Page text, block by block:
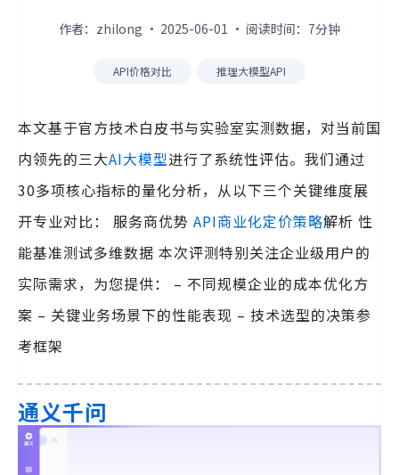
作者：zhilong · 2025-06-01 · 阅读时间：7分钟
API价格对比 推理大模型API
本文基于官方技术白皮书与实验室实测数据，对当前国
内领先的三大AI大模型进行了系统性评估。我们通过
30多项核心指标的量化分析，从以下三个关键维度展
开专业对比： 服务商优势 API商业化定价策略解析 性
能基准测试多维数据 本次评测特别关注企业级用户的
实际需求，为您提供： – 不同规模企业的成本优化方
案 – 关键业务场景下的性能表现 – 技术选型的决策参
考框架
通义千问